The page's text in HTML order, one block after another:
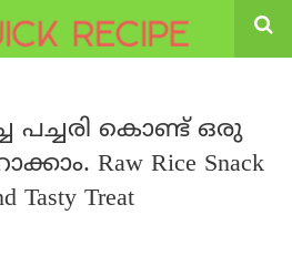
പച്ചരി കൊണ്ട് ഒരു
Raw Rice Snack
Tasty Treat